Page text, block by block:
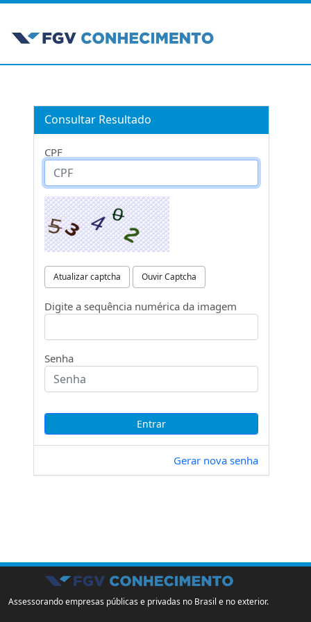
Consultar Resultado
CPF
Atualizar captcha Ouvir Captcha
Digite a sequência numérica da imagem
Senha
Gerar nova senha
Assessorando empresas públicas e privadas no Brasil e no exterior.